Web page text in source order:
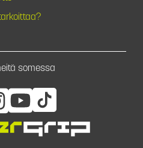
somessa